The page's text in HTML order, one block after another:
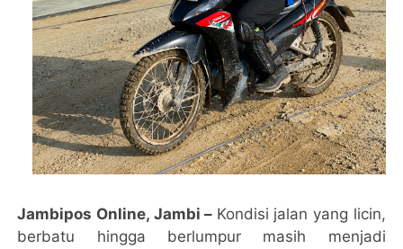
Jambipos Online, Jambi – Kondisi jalan yang licin,
berbatu hingga berlumpur masih menjadi